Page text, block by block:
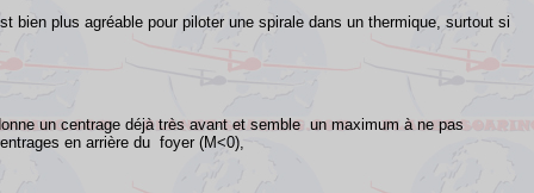
bien plus agréable pour piloter une spirale dans un thermique, surtout si
un centrage déjà très avant et semble un maximum à ne pas
en arrière du foyer (M<0),